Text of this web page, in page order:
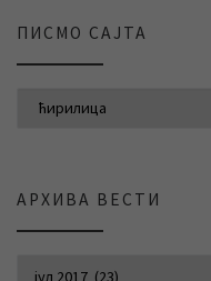
ПИСМО САЈТА
АРХИВА ВЕСТИ